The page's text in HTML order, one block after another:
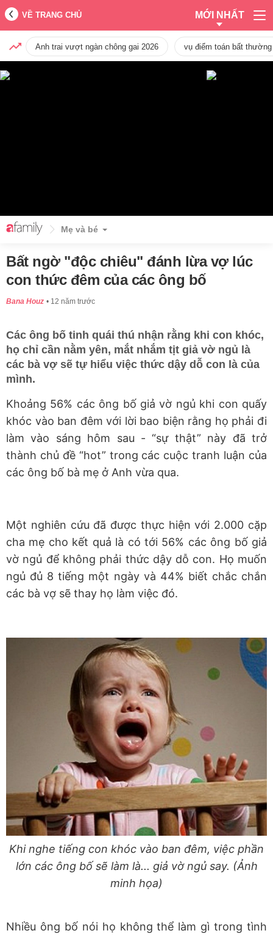
VỀ TRANG CHỦ MỚI NHẤT
Anh trai vượt ngàn chông gai 2026 vụ điểm toán bất
Mẹ và bé
Bất ngờ "độc chiêu" đánh lừa vợ lúc
con thức đêm của các ông bố
Bana Houz 12 năm trước
Các ông bố tinh quái thú nhận rằng khi con khóc,
họ chỉ cần nằm yên, mắt nhắm tịt giả vờ ngủ là
các bà vợ sẽ tự hiểu việc thức dậy dỗ con là của
mình.
Khoảng 56% các ông bố giả vờ ngủ khi con quấy
khóc vào ban đêm với lời bao biện rằng họ phải đi
làm vào sáng hôm sau - “sự thật” này đã trở
thành chủ đề “hot” trong các cuộc tranh luận của
các ông bố bà mẹ ở Anh vừa qua.
Một nghiên cứu đã được thực hiện với 2.000 cặp
cha mẹ cho kết quả là có tới 56% các ông bố giả
vờ ngủ để không phải thức dậy dỗ con. Họ muốn
ngủ đủ 8 tiếng một ngày và 44% biết chắc chắn
các bà vợ sẽ thay họ làm việc đó.
Khi nghe tiếng con khóc vào ban đêm, việc phần
lớn các ông bố sẽ làm là... giả vờ ngủ say. (Ảnh
minh họa)
Nhiều ông bố nói họ không thể làm gì trong tình